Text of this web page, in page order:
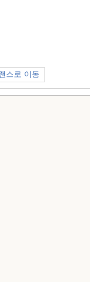
스로 이동